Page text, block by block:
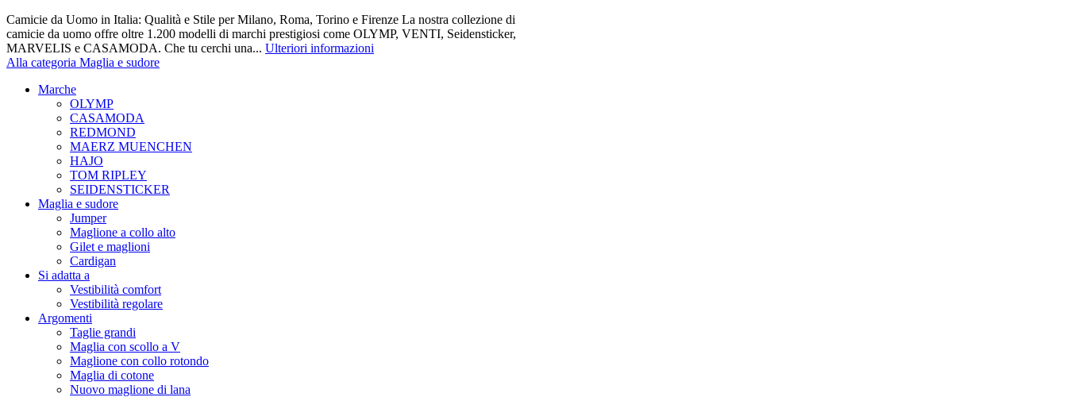
Camicie da Uomo in Italia: Qualità e Stile per Milano, Roma, Torino e Firenze La nostra collezione di
camicie da uomo offre oltre 1.200 modelli di marchi prestigiosi come OLYMP, VENTI, Seidensticker,
MARVELIS e CASAMODA. Che tu cerchi una... Ulteriori informazioni
Alla categoria Maglia e sudore
Marche
OLYMP
CASAMODA
REDMOND
MAERZ MUENCHEN
HAJO
TOM RIPLEY
SEIDENSTICKER
Maglia e sudore
Jumper
Maglione a collo alto
Gilet e maglioni
Cardigan
Si adatta a
Vestibilità comfort
Vestibilità regolare
Argomenti
Taglie grandi
Maglia con scollo a V
Maglione con collo rotondo
Maglia di cotone
Nuovo maglione di lana